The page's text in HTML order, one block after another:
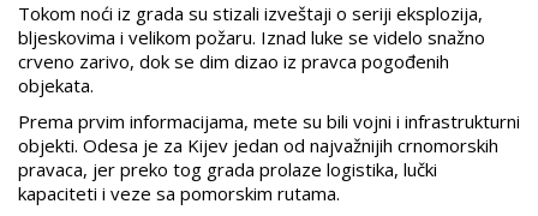
Tokom noći iz grada su stizali izveštaji o seriji eksplozija,
bljeskovima i velikom požaru. Iznad luke se videlo snažno
crveno zarivo, dok se dim dizao iz pravca pogođenih
objekata.
Prema prvim informacijama, mete su bili vojni i infrastrukturni
objekti. Odesa je za Kijev jedan od najvažnijih crnomorskih
pravaca, jer preko tog grada prolaze logistika, lučki
kapaciteti i veze sa pomorskim rutama.